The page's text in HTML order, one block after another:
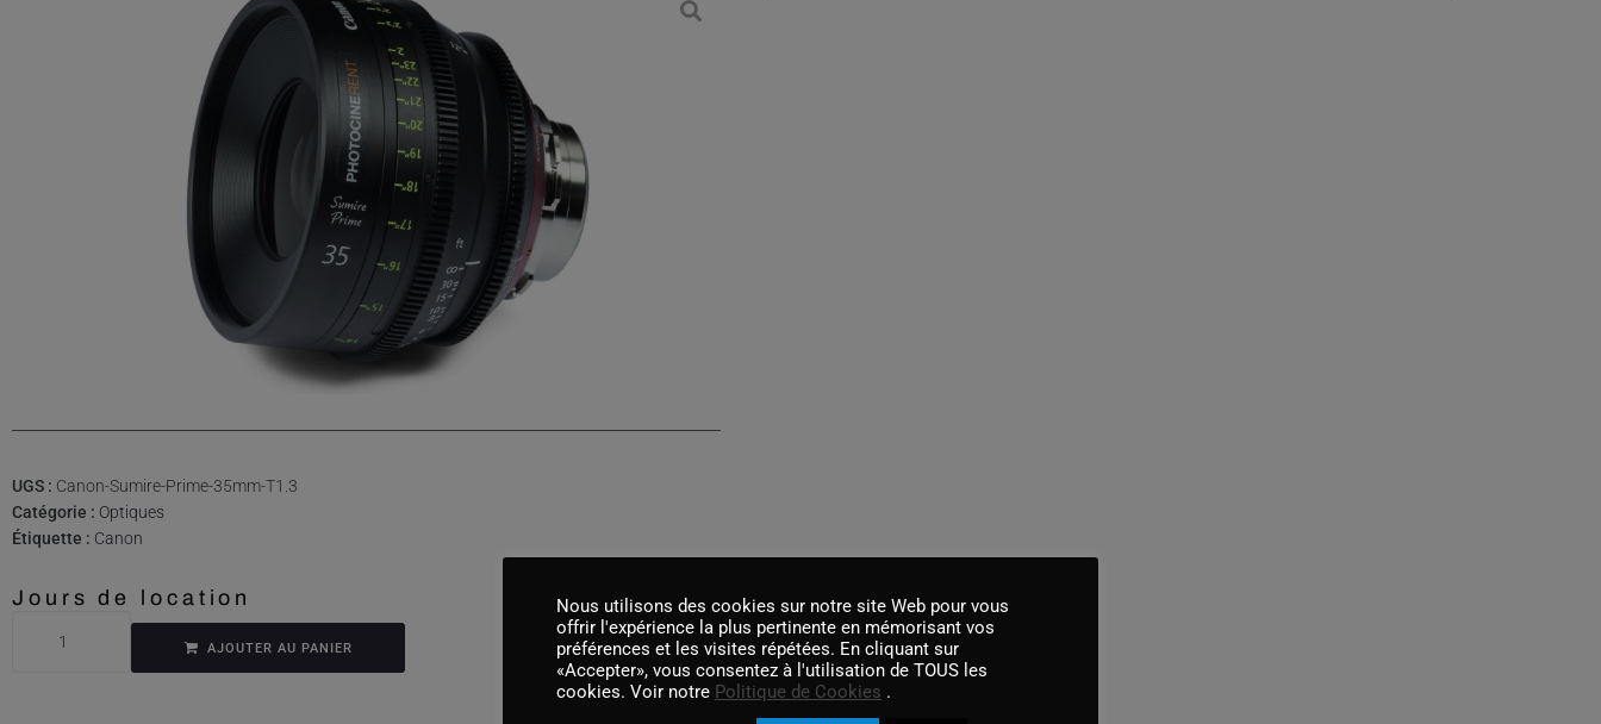
UGS : Canon-Sumire-Prime-35mm-T1.3
Catégorie : Optiques
Étiquette : Canon
Jours de location
AJOUTER AU PANIER
Nous utilisons des cookies sur notre site Web pour vous
offrir l'expérience la plus pertinente en mémorisant vos
préférences et les visites répétées. En cliquant sur
«Accepter», vous consentez à l'utilisation de TOUS les
cookies. Voir notre Politique de Cookies .